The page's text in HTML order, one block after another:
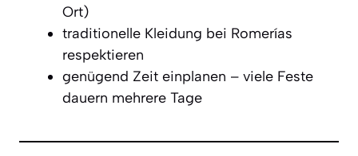
Ort)
traditionelle Kleidung bei Romerías
respektieren
genügend Zeit einplanen – viele Feste
dauern mehrere Tage